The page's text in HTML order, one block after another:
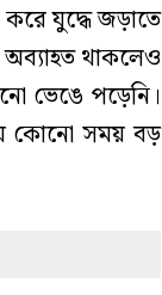
যুদ্ধে জড়াতে
অব্যাহত থাকলেও
ভেঙে পড়েনি।
কোনো সময় বড়